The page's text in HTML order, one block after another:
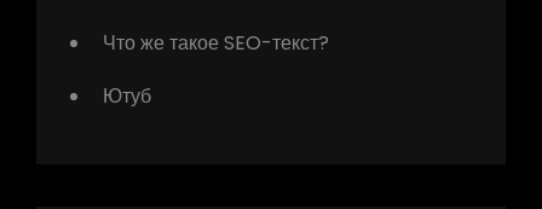
Что же такое SEO-текст?
Ютуб